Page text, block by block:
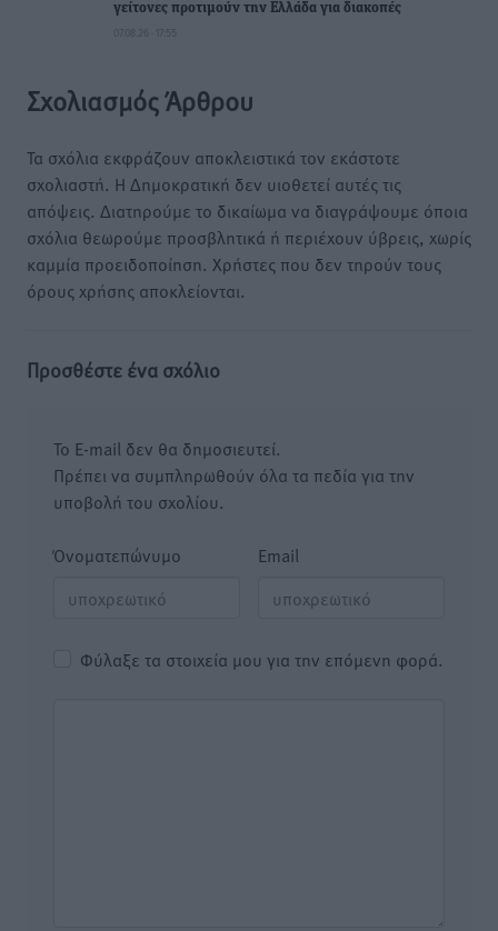
γείτονες προτιμούν την Ελλάδα για διακοπές
07.08.26 · 17:55
Σχολιασμός Άρθρου
Τα σχόλια εκφράζουν αποκλειστικά τον εκάστοτε
σχολιαστή. Η Δημοκρατική δεν υιοθετεί αυτές τις
απόψεις. Διατηρούμε το δικαίωμα να διαγράψουμε όποια
σχόλια θεωρούμε προσβλητικά ή περιέχουν ύβρεις, χωρίς
καμμία προειδοποίηση. Χρήστες που δεν τηρούν τους
όρους χρήσης αποκλείονται.
Προσθέστε ένα σχόλιο
Το E-mail δεν θα δημοσιευτεί.
Πρέπει να συμπληρωθούν όλα τα πεδία για την
υποβολή του σχολίου.
Όνοματεπώνυμο Email
Φύλαξε τα στοιχεία μου για την επόμενη φορά.